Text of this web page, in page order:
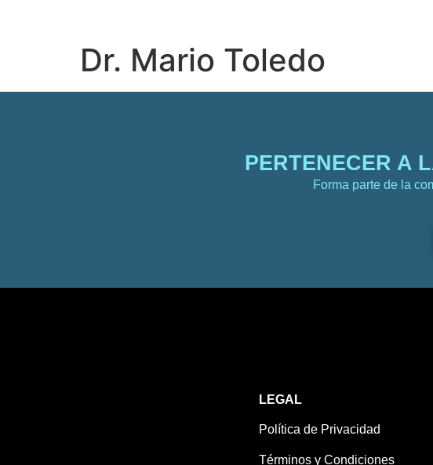
Dr. Mario Toledo
PERTENECER A
Forma parte de la
LEGAL
Política de Privacidad
Términos y Condiciones